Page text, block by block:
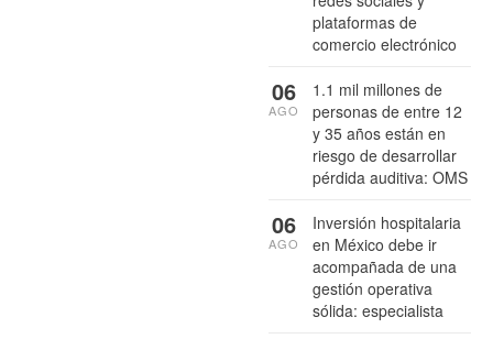
plataformas de
comercio electrónico
1.1 mil millones de
personas de entre 12
y 35 años están en
riesgo de desarrollar
pérdida auditiva: OMS
06
AGO
Inversión hospitalaria
en México debe ir
acompañada de una
gestión operativa
sólida: especialista
06
AGO